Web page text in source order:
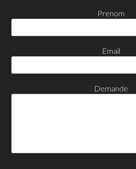
Prenom
Email
Demande